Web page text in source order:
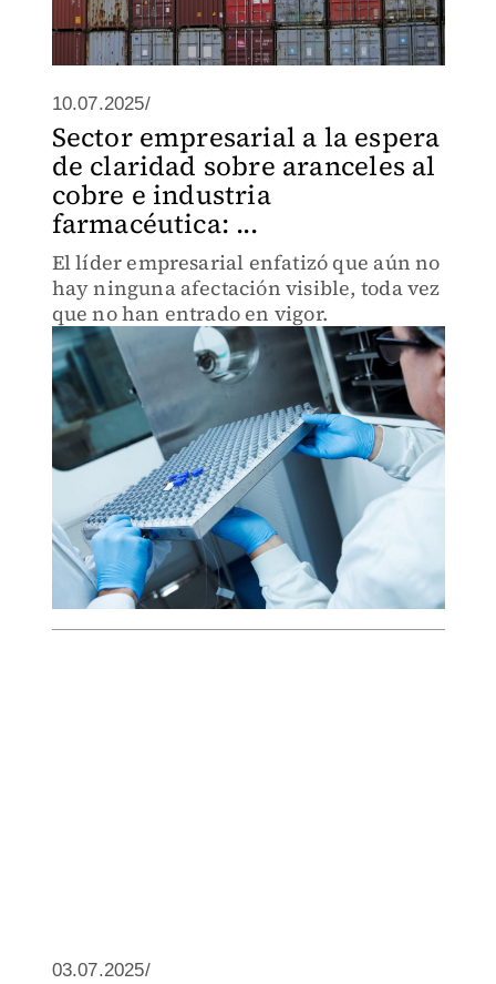
10.07.2025/
Sector empresarial a la espera
de claridad sobre aranceles al
cobre e industria
farmacéutica: ...
El líder empresarial enfatizó que aún no
hay ninguna afectación visible, toda vez
que no han entrado en vigor.
03.07.2025/